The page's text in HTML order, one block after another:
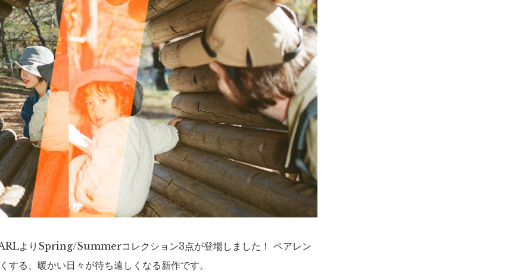
よりSpring/Summerコレクション3点が登場しました！ ペアレン
する、暖かい日々が待ち遠しくなる新作です。